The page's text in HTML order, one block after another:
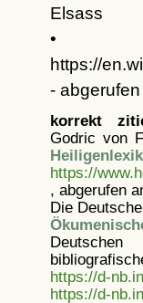
Elsass
•
https://
-
korrekt
Godric von
https://
, abgerufen
Die
Deutschen
https://d-
https://d-